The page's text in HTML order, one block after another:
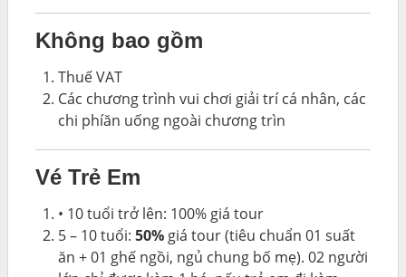
Không bao gồm
Thuế VAT
Các chương trình vui chơi giải trí cá nhân, các
chi phíăn uống ngoài chương trìn
Vé Trẻ Em
• 10 tuổi trở lên: 100% giá tour
5 – 10 tuổi: 50%giá tour (tiêu chuẩn 01 suất
ăn + 01 ghế ngồi, ngủ chung bố mẹ). 02 người